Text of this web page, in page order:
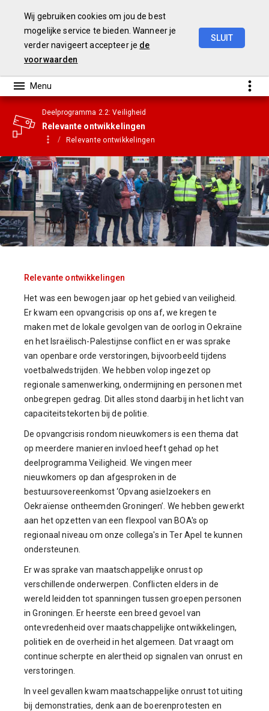
Wij gebruiken cookies om jou de best
mogelijke service te bieden. Wanneer je
verder navigeert accepteer je de
voorwaarden
SLUIT
Deelprogramma 2.2: Veiligheid
Relevante ontwikkelingen
Relevante ontwikkelingen
Relevante ontwikkelingen
Het was een bewogen jaar op het gebied van veiligheid.
Er kwam een opvangcrisis op ons af, we kregen te
maken met de lokale gevolgen van de oorlog in Oekraïne
en het Israëlisch-Palestijnse conflict en er was sprake
van openbare orde verstoringen, bijvoorbeeld tijdens
voetbalwedstrijden. We hebben volop ingezet op
regionale samenwerking, ondermijning en personen met
onbegrepen gedrag. Dit alles stond daarbij in het licht van
capaciteitstekorten bij de politie.
De opvangcrisis rondom nieuwkomers is een thema dat
op meerdere manieren invloed heeft gehad op het
deelprogramma Veiligheid. We vingen meer
nieuwkomers op dan afgesproken in de
bestuursovereenkomst ‘Opvang asielzoekers en
Oekraïense ontheemden Groningen’. We hebben gewerkt
aan het opzetten van een flexpool van BOA's op
regionaal niveau om onze collega's in Ter Apel te kunnen
ondersteunen.
Er was sprake van maatschappelijke onrust op
verschillende onderwerpen. Conflicten elders in de
wereld leidden tot spanningen tussen groepen personen
in Groningen. Er heerste een breed gevoel van
ontevredenheid over maatschappelijke ontwikkelingen,
politiek en de overheid in het algemeen. Dat vraagt om
continue scherpte en alertheid op signalen van onrust en
verstoringen.
In veel gevallen kwam maatschappelijke onrust tot uiting
bij demonstraties, denk aan de boerenprotesten en